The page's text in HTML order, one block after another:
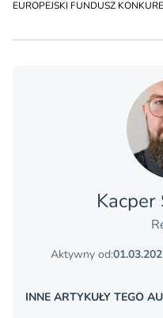
EUROPEJSKI FUNDUSZ
Kacper
Aktywny od:
INNE ARTYKUŁY TEGO